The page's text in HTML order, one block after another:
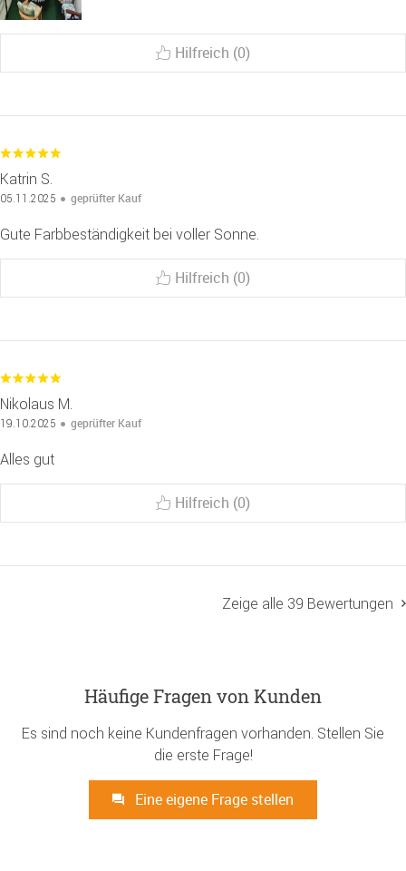
Hilfreich (0)
Katrin S.
05.11.2025 geprüfter Kauf
Gute Farbbeständigkeit bei voller Sonne.
Hilfreich (0)
Nikolaus M.
19.10.2025 geprüfter Kauf
Alles gut
Hilfreich (0)
Zeige alle 39 Bewertungen
Häufige Fragen von Kunden
Es sind noch keine Kundenfragen vorhanden. Stellen Sie
die erste Frage!
Eine eigene Frage stellen